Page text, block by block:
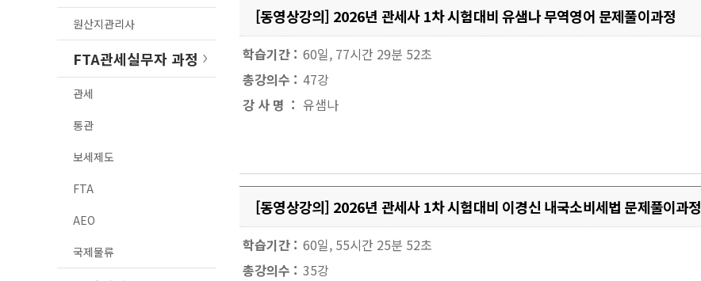
원산지관리사
FTA관세실무자 과정
관세
통관
보세제도
FTA
AEO
국제물류
[동영상강의] 2026년 관세사 1차 시험대비 유샘나 무역영어 문제풀이과정
학습기간 : 60일, 77시간 29분 52초
총강의수 : 47강
강 사 명 : 유샘나
[동영상강의] 2026년 관세사 1차 시험대비 이경신 내국소비세법 문제풀이과정
학습기간 : 60일, 55시간 25분 52초
총강의수 : 35강